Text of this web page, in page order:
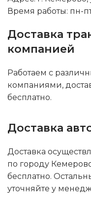
Время работы: пн-
Доставка
компанией
Работаем с
компаниями,
бесплатно.
Доставка
Доставка
по городу
бесплатно.
уточняйте у